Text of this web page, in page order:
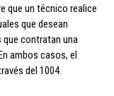
que un técnico realice
que desean
que contratan una
ambos casos, el
del 1004.